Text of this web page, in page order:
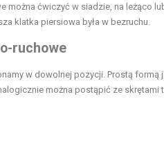
można ćwiczyć w siadzie, na leżąco
klatka piersiowa była w bezruchu.
ruchowe
w dowolnej pozycji. Prostą
można postąpić ze